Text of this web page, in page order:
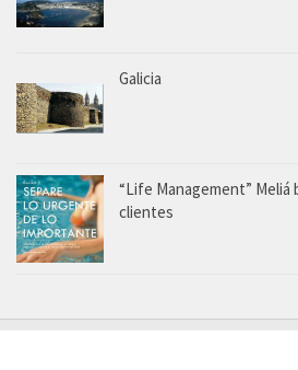
Galicia
“Life Management” Meliá
clientes